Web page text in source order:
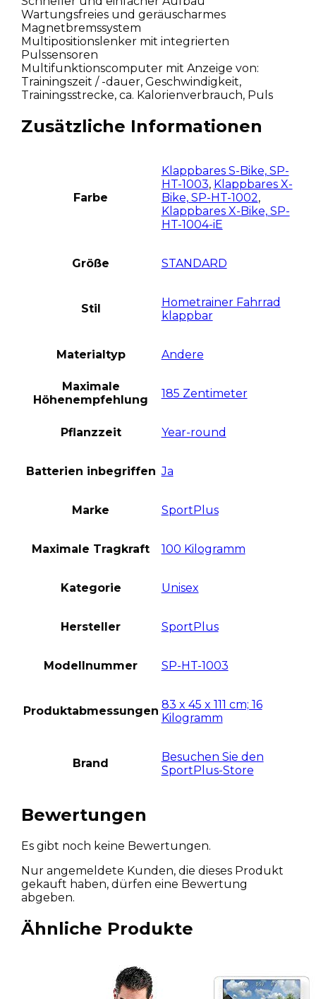
Wartungsfreies und geräuscharmes
Magnetbremssystem
Multipositionslenker mit integrierten
Pulssensoren
Multifunktionscomputer mit Anzeige von:
Trainingszeit / -dauer, Geschwindigkeit,
Trainingsstrecke, ca. Kalorienverbrauch, Puls
Zusätzliche Informationen
Farbe
Klappbares S-Bike, SP-
HT-1003, Klappbares X-
Bike, SP-HT-1002,
Klappbares X-Bike, SP-
HT-1004-iE
Größe STANDARD
Stil
Hometrainer Fahrrad
klappbar
Materialtyp Andere
Maximale
Höhenempfehlung
185 Zentimeter
Pflanzzeit Year-round
Batterien inbegriffen Ja
Marke SportPlus
Maximale Tragkraft 100 Kilogramm
Kategorie Unisex
Hersteller SportPlus
Modellnummer SP-HT-1003
Produktabmessungen 83 x 45 x 111 cm; 16
Kilogramm
Brand
Besuchen Sie den
SportPlus-Store
Bewertungen
Es gibt noch keine Bewertungen.
Nur angemeldete Kunden, die dieses Produkt
gekauft haben, dürfen eine Bewertung
abgeben.
Ähnliche Produkte